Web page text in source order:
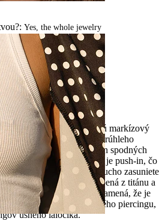
Yes, the whole jewelry
4 kamienky; tri z nich majú markízový
okolo menšieho okrúhleho
tvar kvetu. Každý z troch spodných
retiazku. Tento šperk je push-in, čo
do piercingu, jednoducho zasuniete
časť. Labreta je vyrobená z titánu a
pokožku. Jej veľkosť znamená, že je
ucha vrátane plochého piercingu,
ušného lalôčika.